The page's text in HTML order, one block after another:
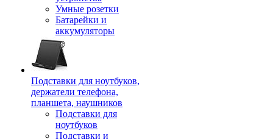
Умные розетки
Батарейки и
аккумуляторы
Подставки для ноутбуков,
держатели телефона,
планшета, наушников
Подставки для
ноутбуков
Подставки и